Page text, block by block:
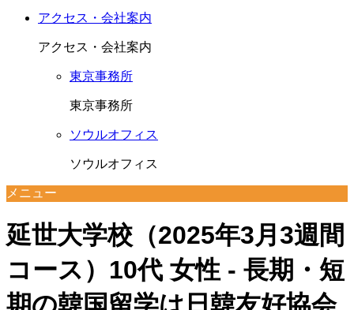
アクセス・会社案内
アクセス・会社案内
東京事務所
東京事務所
ソウルオフィス
ソウルオフィス
メニュー
延世大学校（2025年3月3週間
コース）10代 女性 - 長期・短